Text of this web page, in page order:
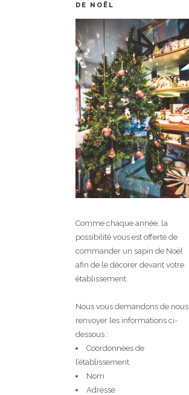
DE NOËL
Comme chaque année, la
possibilité vous est offerte de
commander un sapin de Noël
afin de le décorer devant votre
établissement.
Nous vous demandons de nous
renvoyer les informations ci-
dessous :
Coordonnées de
l’établissement
Nom
Adresse